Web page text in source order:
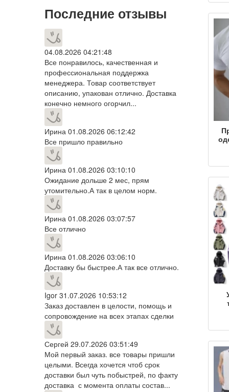
Последние отзывы
04.08.2026 04:21:48
Все понравилось, качественная и
профессиональная поддержка
менеджера. Товар соответствует
описанию, упакован отлично. Доставка
конечно немного огорчил...
Ирина 01.08.2026 06:12:42
Все пришло правильно
Ирина 01.08.2026 03:10:10
Ожидание дольше 2 мес, прям
утомительно.А так в целом норм.
Ирина 01.08.2026 03:07:57
Все отлично
Ирина 01.08.2026 03:06:10
Доставку бы быстрее.А так все отлично.
Igor 31.07.2026 10:53:12
Заказ доставлен в целости, помощь и
сопровождение на всех этапах сделки
Сергей 29.07.2026 03:51:49
Мой первый заказ. все товары пришли
целыми. Всегда хочется чтоб срок
доставки был чуть побыстрей, по факту
доставка с момента оплаты состав...